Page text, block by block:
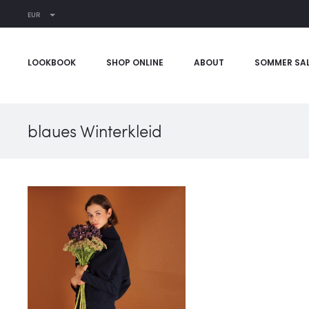
EUR
LOOKBOOK SHOP ONLINE ABOUT SOMMER
blaues Winterkleid